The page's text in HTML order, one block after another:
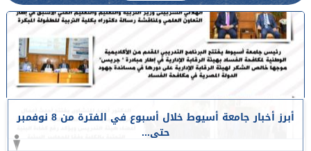
أبرز أخبار جامعة أسيوط خلال أسبوع في الفترة من 8 نوفمبر
حتى...